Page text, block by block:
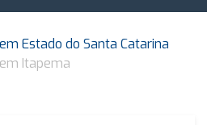
Estado do Santa Catarina
Itapema